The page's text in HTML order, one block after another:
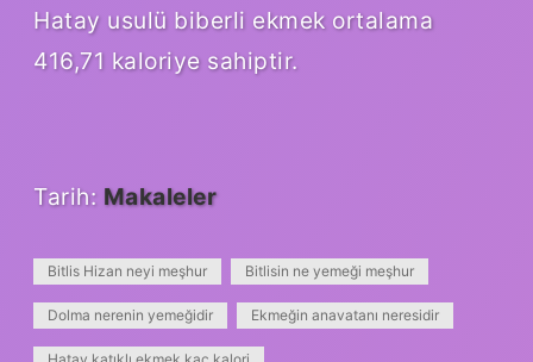
Hatay usulü biberli ekmek ortalama
416,71 kaloriye sahiptir.
Tarih: Makaleler
Bitlis Hizan neyi meşhur Bitlisin ne yemeği meşhur
Dolma nerenin yemeğidir Ekmeğin anavatanı neresidir